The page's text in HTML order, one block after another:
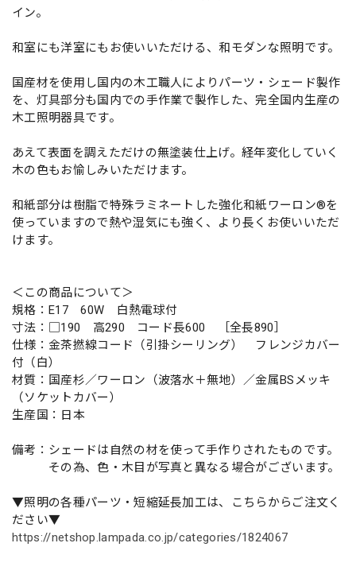
イン。
和室にも洋室にもお使いいただける、和モダンな照明です。
国産材を使用し国内の木工職人によりパーツ・シェード製作
を、灯具部分も国内での手作業で製作した、完全国内生産の
木工照明器具です。
あえて表面を調えただけの無塗装仕上げ。経年変化していく
木の色もお愉しみいただけます。
和紙部分は樹脂で特殊ラミネートした強化和紙ワーロン®を
使っていますので熱や湿気にも強く、より長くお使いいただ
けます。
＜この商品について＞
規格：E17 60W 白熱電球付
寸法：□190 高290 コード長600 ［全長890］
仕様：金茶撚線コード（引掛シーリング） フレンジカバー
付（白）
材質：国産杉／ワーロン（波落水＋無地）／金属BSメッキ
（ソケットカバー）
生産国：日本
備考：シェードは自然の材を使って手作りされたものです。
その為、色・木目が写真と異なる場合がございます。
▼照明の各種パーツ・短縮延長加工は、こちらからご注文く
ださい▼
https://netshop.lampada.co.jp/categories/1824067